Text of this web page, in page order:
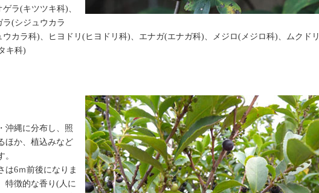
ラ(キツツキ科)、
(シジュウカラ
カラ科)、ヒヨドリ(ヒヨドリ科)、エナガ(エナガ科)、メジロ(メジロ科)、ムクドリ
キ科)
沖縄に分布し、照
ほか、植込みなど
は6ｍ前後になりま
特徴的な香り(人に